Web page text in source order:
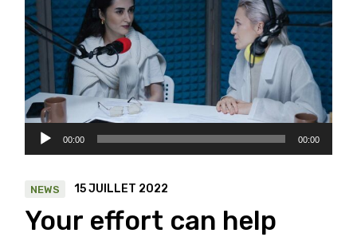
Lecteur
audio
00:00 00:00
NEWS 15 JUILLET 2022
Your effort can help